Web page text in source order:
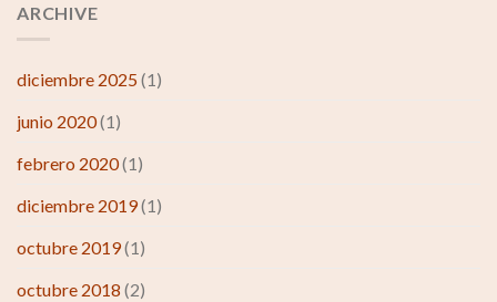
ARCHIVE
diciembre 2025(1)
junio 2020(1)
febrero 2020(1)
diciembre 2019(1)
octubre 2019(1)
octubre 2018 (2)